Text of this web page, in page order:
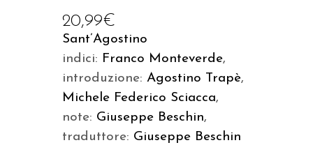
20,99€
Sant’Agostino
indici: Franco Monteverde,
introduzione: Agostino Trapè,
Michele Federico Sciacca,
note: Giuseppe Beschin,
traduttore: Giuseppe Beschin